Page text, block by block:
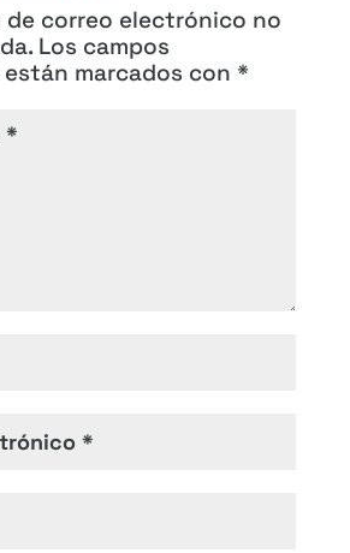
de correo electrónico no
Los campos
marcados con *